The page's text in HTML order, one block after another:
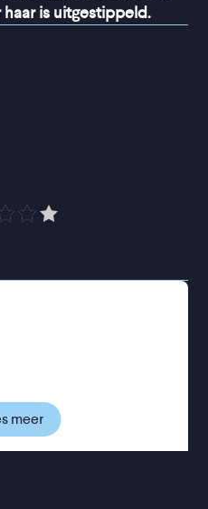
is uitgestippeld.
bij een rijke familie en
uitgestippelde
ze wordt verkracht
en zwanger raakt.
meer